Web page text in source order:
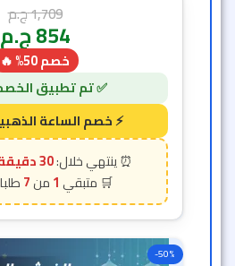
1,709ج.م
854ج.م
خصم 50% 🔥
30 دقيقة و 11 ثانية
1
7
-50%